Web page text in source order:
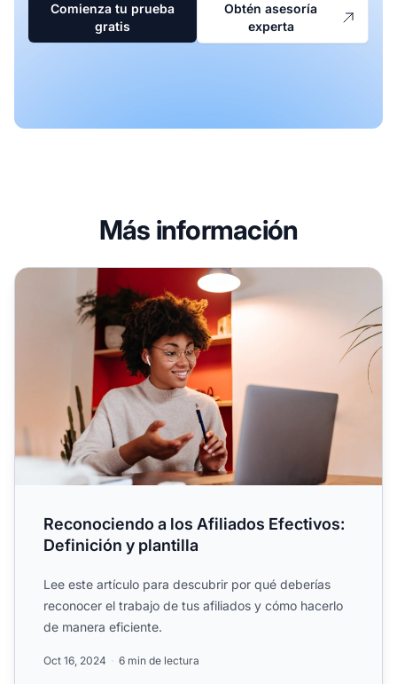
Comienza tu prueba
gratis
Obtén asesoría
experta
Más información
Reconociendo a los Afiliados Efectivos: Definición y
Reconociendo a los Afiliados Efectivos:
Definición y plantilla
Lee este artículo para descubrir por qué deberías
reconocer el trabajo de tus afiliados y cómo hacerlo
de manera eficiente.
Oct 16, 2024 6 min de lectura